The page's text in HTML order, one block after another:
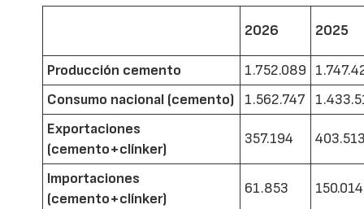
2026 2025
Producción cemento 1.752.089
Consumo nacional (cemento)
1.562.747
Exportaciones
(cemento+clínker)
357.194
Importaciones
(cemento+clínker)
61.853 150.014